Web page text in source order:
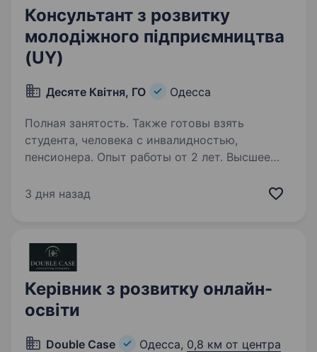
Консультант з розвитку
молодіжного підприємництва
(UY)
Десяте Квітня, ГО Одесса
Полная занятость. Также готовы взять
студента, человека с инвалидностью,
пенсионера. Опыт работы от 2 лет. Высшее
молодіжного підприємництва (UY) Місце
до 30 серпня 2026 року. Ми лишаємо
за собою право на власний…
3 дня назад
Керівник з розвитку онлайн-
освіти
Double Case Одесса, 0,8 км от центра